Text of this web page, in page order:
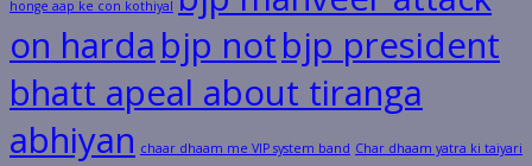
honge aap ke con kothiyal
on harda bjp notbjp president
bhatt apeal about tiranga
abhiyan chaar dhaam me VIP system band Char dhaam yatra ki taiyari